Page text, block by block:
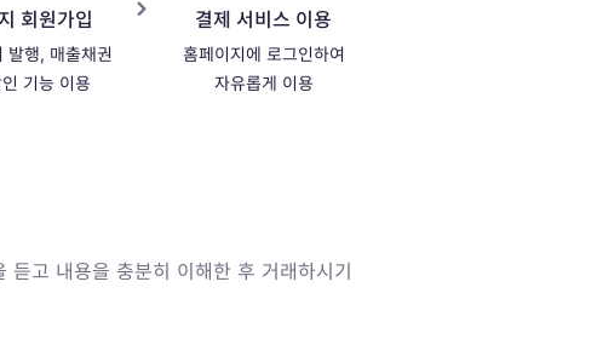
회원가입
발행, 매출채권
기능 이용
결제 서비스 이용
홈페이지에 로그인하여
자유롭게 이용
고 내용을 충분히 이해한 후 거래하시기